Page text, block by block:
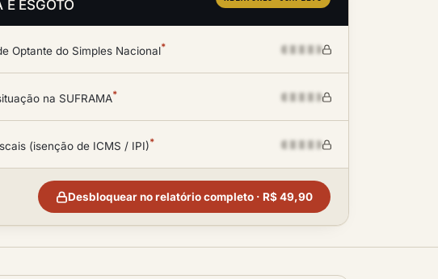
ESGOTO
Optante do Simples Nacional*
na SUFRAMA*
(isenção de ICMS / IPI)*
Desbloquear no relatório completo · R$ 49,90